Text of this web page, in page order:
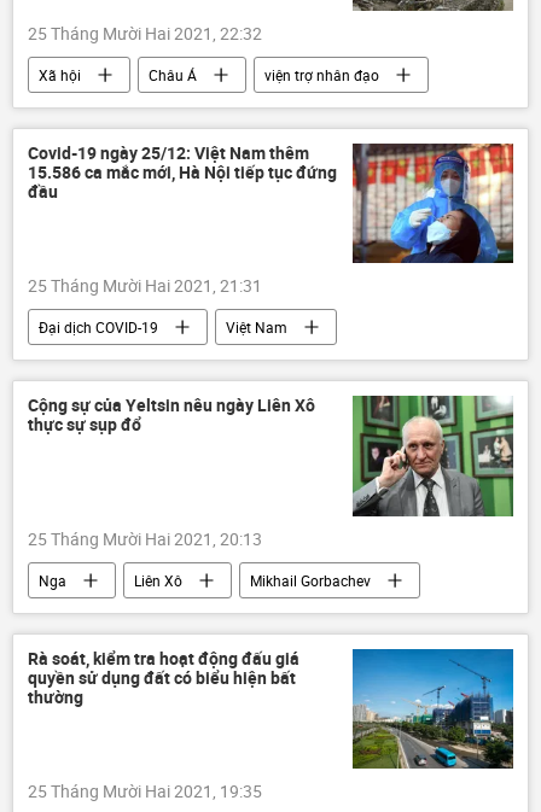
25 Tháng Mười Hai 2021, 22:32
Xã hội Châu Á
viện trợ nhân đạo
Liên Hợp Quốc
Philippines
cơn bão
Covid-19 ngày 25/12: Việt Nam thêm
15.586 ca mắc mới, Hà Nội tiếp tục đứng
đầu
25 Tháng Mười Hai 2021, 21:31
Đại dịch COVID-19
Việt Nam
Hà Nội
bệnh
Vaccine
Covid-19 tại Việt Nam
Cộng sự của Yeltsin nêu ngày Liên Xô
thực sự sụp đổ
25 Tháng Mười Hai 2021, 20:13
Nga Liên Xô Mikhail Gorbachev
Rà soát, kiểm tra hoạt động đấu giá
quyền sử dụng đất có biểu hiện bất
thường
25 Tháng Mười Hai 2021, 19:35